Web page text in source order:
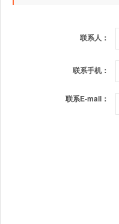
联系人：
联系手机：
联系E-mail：